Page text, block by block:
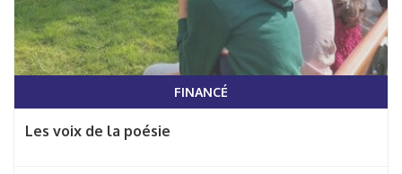
FINANCÉ
Les voix de la poésie